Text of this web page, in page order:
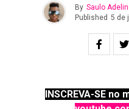
By Saulo
Published 5 de
INSCREVA-SE no